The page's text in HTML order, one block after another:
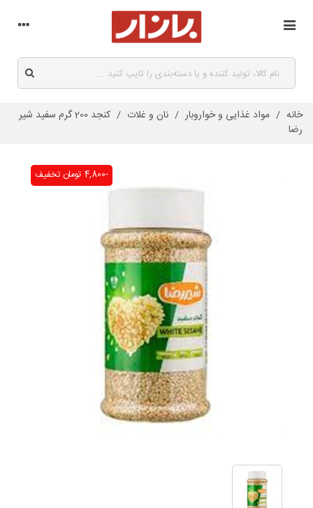
خانه / مواد غذایی و خواروبار / نان و غلات /
کنجد 200 گرم سفید شیر
رضا
تخفیف -4,800 تومان